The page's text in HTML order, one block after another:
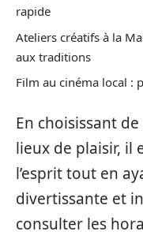
rapide
Ateliers créatifs à la
aux traditions
Film au cinéma local :
En choisissant
lieux de plaisir, il
l’esprit tout en
divertissante et
consulter les